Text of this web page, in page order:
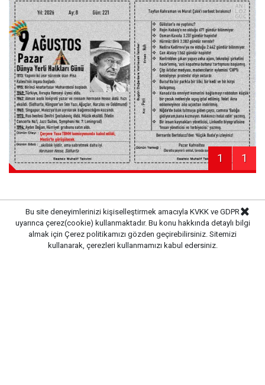
1 1
Kaynak: Haber Merkezi
Bu site deneyimlerinizi kişiselleştirmek amacıyla KVKK ve GDPR
uyarınca çerez(cookie) kullanmaktadır. Bu konu hakkında detaylı bilgi
almak için Çerez politikamızı gözden geçirebilirsiniz. Sitemizi
kullanarak, çerezleri kullanmamızı kabul edersiniz.